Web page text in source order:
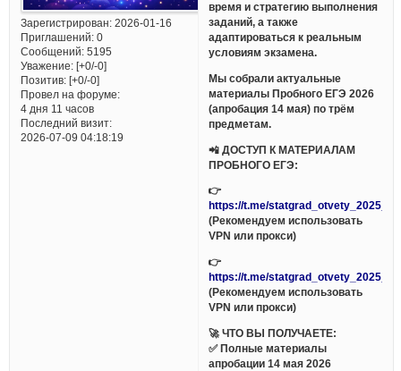
Зарегистрирован: 2026-01-16
Приглашений:0
Сообщений:5195
Уважение: [+0/-0]
Позитив: [+0/-0]
Провел на форуме:
4 дня 11 часов
Последний визит:
2026-07-09 04:18:19
время и стратегию выполнения
заданий, а также
адаптироваться к реальным
условиям экзамена.
Мы собрали актуальные
материалы Пробного ЕГЭ 2026
(апробация 14 мая) по трём
предметам.
📲 ДОСТУП К МАТЕРИАЛАМ
ПРОБНОГО ЕГЭ:
👉
https://t.me/
(Рекомендуем использовать
VPN или прокси)
👉
https://t.me/
(Рекомендуем использовать
VPN или прокси)
🚀 ЧТО ВЫ ПОЛУЧАЕТЕ:
✅ Полные материалы
апробации 14 мая 2026